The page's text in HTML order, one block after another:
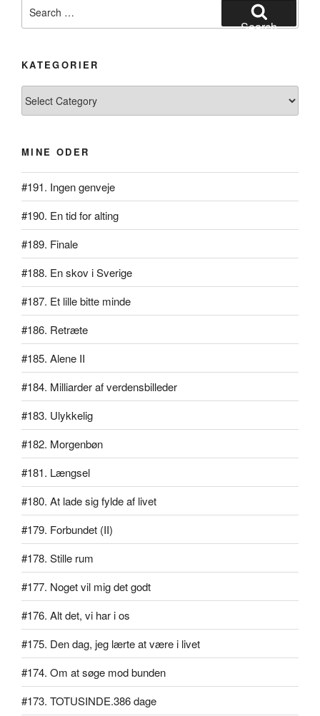
for:
Search
KATEGORIER
MINE ODER
#191. Ingen genveje
#190. En tid for alting
#189. Finale
#188. En skov i Sverige
#187. Et lille bitte minde
#186. Retræte
#185. Alene II
#184. Milliarder af verdensbilleder
#183. Ulykkelig
#182. Morgenbøn
#181. Længsel
#180. At lade sig fylde af livet
#179. Forbundet (II)
#178. Stille rum
#177. Noget vil mig det godt
#176. Alt det, vi har i os
#175. Den dag, jeg lærte at være i livet
#174. Om at søge mod bunden
#173. TOTUSINDE.386 dage